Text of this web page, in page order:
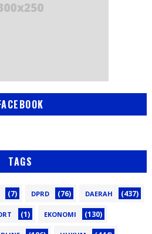
TAGS
(7) DPRD (76) DAERAH (437)
(1) EKONOMI (130)